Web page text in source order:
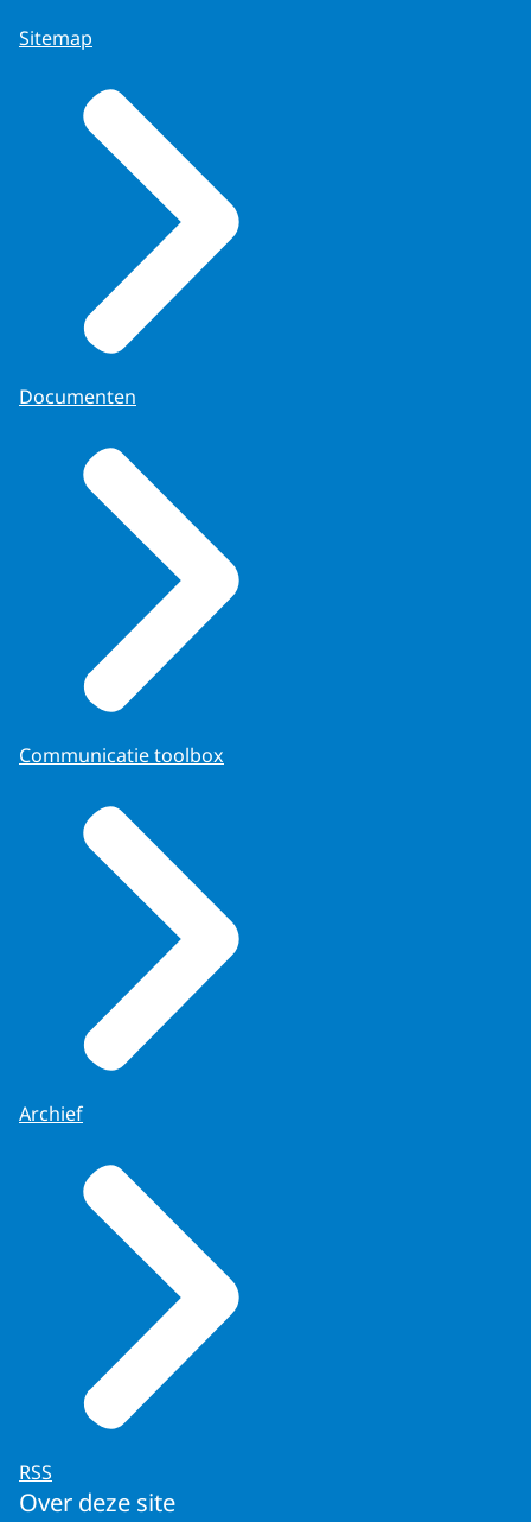
Sitemap
Documenten
Communicatie toolbox
Archief
RSS
Over deze site